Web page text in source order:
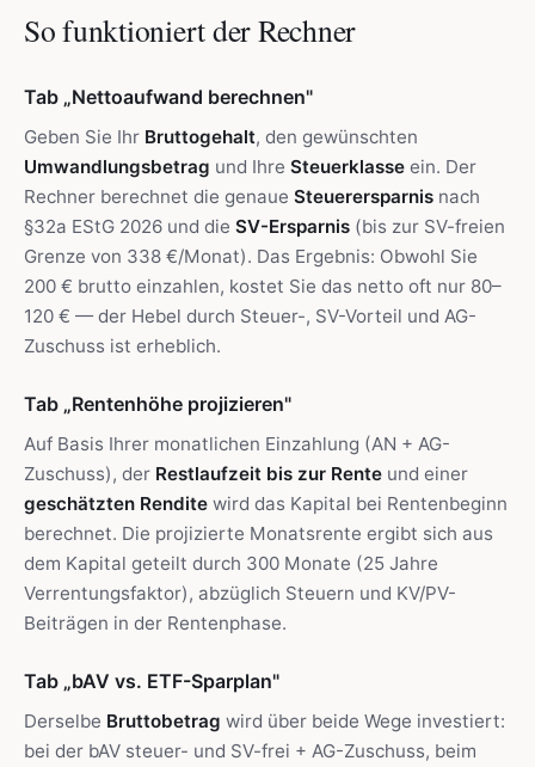
So funktioniert der Rechner
Tab „Nettoaufwand berechnen"
Geben Sie Ihr Bruttogehalt, den gewünschten
Umwandlungsbetrag und Ihre Steuerklasse ein. Der
Rechner berechnet die genaue Steuerersparnis nach
§32a EStG 2026 und die SV-Ersparnis (bis zur SV-freien
Grenze von 338 €/Monat). Das Ergebnis: Obwohl Sie
200 € brutto einzahlen, kostet Sie das netto oft nur 80–
120 € — der Hebel durch Steuer-, SV-Vorteil und AG-
Zuschuss ist erheblich.
Tab „Rentenhöhe projizieren"
Auf Basis Ihrer monatlichen Einzahlung (AN + AG-
Zuschuss), der Restlaufzeit bis zur Rente und einer
geschätzten Rendite wird das Kapital bei Rentenbeginn
berechnet. Die projizierte Monatsrente ergibt sich aus
dem Kapital geteilt durch 300 Monate (25 Jahre
Verrentungsfaktor), abzüglich Steuern und KV/PV-
Beiträgen in der Rentenphase.
Tab „bAV vs. ETF-Sparplan"
Derselbe Bruttobetrag wird über beide Wege investiert:
bei der bAV steuer- und SV-frei + AG-Zuschuss, beim